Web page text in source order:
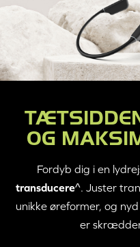
OG
Fordyb dig i en
transducere^. Juster
unikke øreformer, og
er